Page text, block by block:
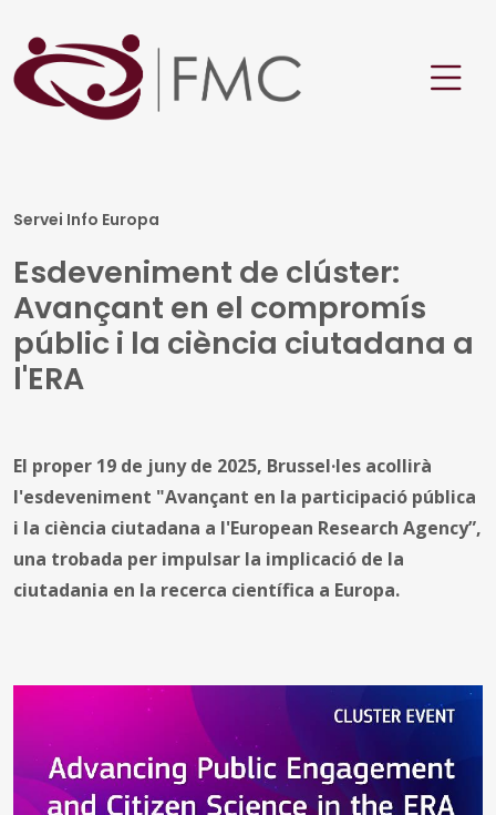
Servei Info Europa
Esdeveniment de clúster:
Avançant en el compromís
públic i la ciència ciutadana a
l'ERA
El proper 19 de juny de 2025, Brussel·les acollirà
l'esdeveniment "Avançant en la participació pública
i la ciència ciutadana a l'European Research Agency”,
una trobada per impulsar la implicació de la
ciutadania en la recerca científica a Europa.